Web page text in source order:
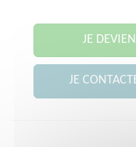
JE
JE